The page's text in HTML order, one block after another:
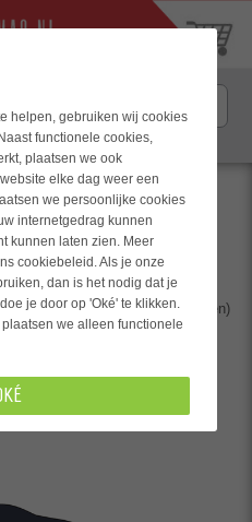
op metonze klantenservice
doel met
DUMBELLS
(0 stemmen)
helpen, gebruiken wij cookies
functionele cookies,
plaatsen we ook
elke dag weer een
we persoonlijke cookies
internetgedrag kunnen
kunnen laten zien. Meer
cookiebeleid. Als je onze
dan is het nodig dat je
je door op 'Oké' te klikken.
, plaatsen we alleen functionele